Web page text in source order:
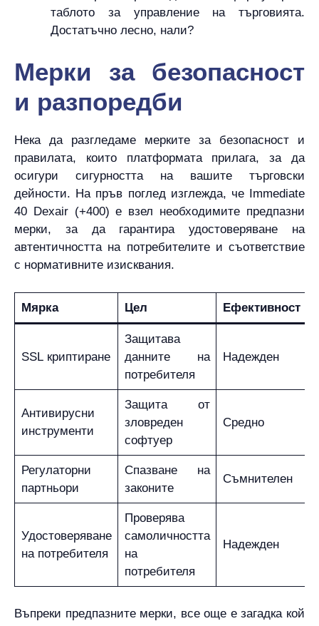
таблото за управление на търговията.
Достатъчно лесно, нали?
Мерки за безопасност
и разпоредби
Нека да разгледаме мерките за безопасност и
правилата, които платформата прилага, за да
осигури сигурността на вашите търговски
дейности. На пръв поглед изглежда, че Immediate
40 Dexair (+400) е взел необходимите предпазни
мерки, за да гарантира удостоверяване на
автентичността на потребителите и съответствие
с нормативните изисквания.
Мярка Цел Ефективност
SSL криптиране
Защитава
данните на
потребителя
Надежден
Антивирусни
инструменти
Защита от
зловреден
софтуер
Средно
Регулаторни
партньори
Спазване на
законите
Съмнителен
Удостоверяване
на потребителя
Проверява
самоличността
на
потребителя
Надежден
Въпреки предпазните мерки, все още е загадка кой